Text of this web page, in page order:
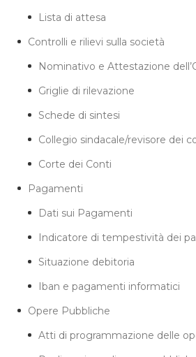
Lista di attesa
Controlli e rilievi sulla società
Nominativo e Attestazione
Griglie di rilevazione
Schede di sintesi
Collegio sindacale/revisore dei
Corte dei Conti
Pagamenti
Dati sui Pagamenti
Indicatore di tempestività dei
Situazione debitoria
Iban e pagamenti informatici
Opere Pubbliche
Atti di programmazione delle